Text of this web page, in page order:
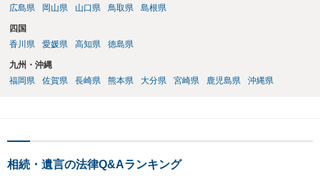
広島県
岡山県 山口県 鳥取県 島根県
四国
香川県
愛媛県 高知県 徳島県
九州・沖縄
福岡県
佐賀県 長崎県 熊本県 大分県 宮崎県 鹿児島県 沖縄県
相続・遺言の法律Q&Aランキング